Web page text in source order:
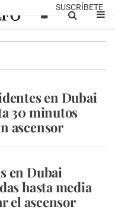
SUSCRÍBETE
en Dubai
30 minutos
ascensor
en Dubai
hasta media
el ascensor